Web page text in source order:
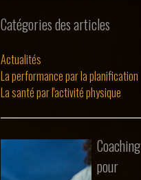
Catégories des articles
Actualités
La performance par la planification
La santé par l'activité physique
Coaching
pour